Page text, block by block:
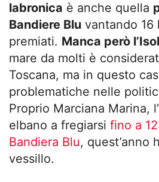
labronica è anche quella
Bandiere Blu vantando 16
premiati. Manca però
mare da molti è
Toscana, ma in questo
problematiche nelle
Proprio Marciana Marina,
elbano a fregiarsi fino a
Bandiera Blu, quest’anno
vessillo.